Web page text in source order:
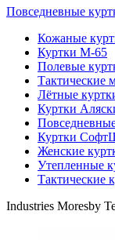
Повседневные
Кожаные
Куртки М-65
Полевые
Тактические
Лётные
Куртки
Куртки
Женские
Утепленные
Тактические
Industries Moresby